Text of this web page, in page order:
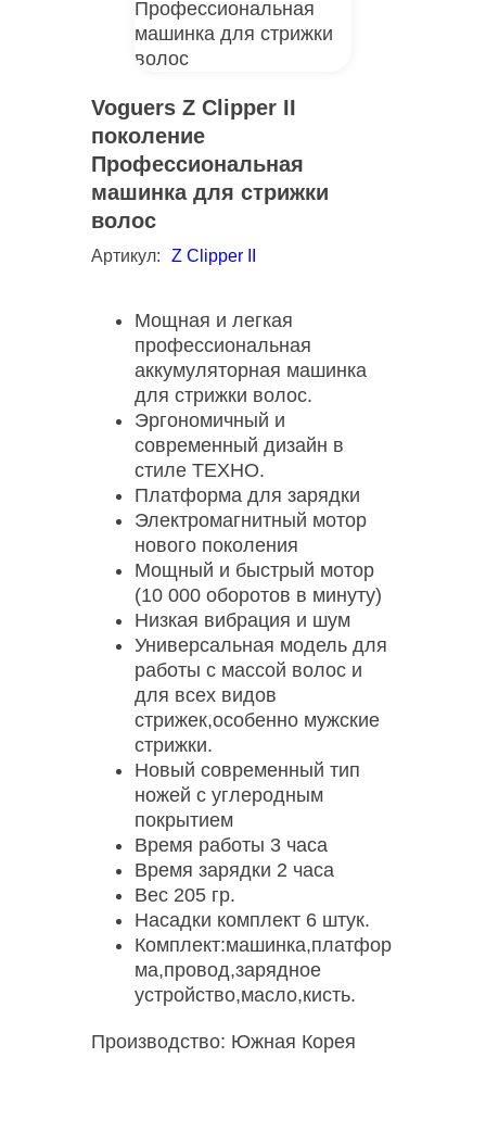
Voguers Z Clipper II
поколение
Профессиональная
машинка для стрижки
волос
Артикул: Z Clipper II
Мощная и легкая
профессиональная
аккумуляторная машинка
для стрижки волос.
Эргономичный и
современный дизайн в
стиле ТЕХНО.
Платформа для зарядки
Электромагнитный мотор
нового поколения
Мощный и быстрый мотор
(10 000 оборотов в минуту)
Низкая вибрация и шум
Универсальная модель для
работы с массой волос и
для всех видов
стрижек,особенно мужские
стрижки.
Новый современный тип
ножей с углеродным
покрытием
Время работы 3 часа
Время зарядки 2 часа
Вес 205 гр.
Насадки комплект 6 штук.
Комплект:машинка,платфор
ма,провод,зарядное
устройство,масло,кисть.
Производство: Южная Корея